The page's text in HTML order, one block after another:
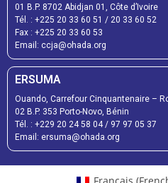
01 B.P. 8702 Abidjan 01, Côte d’Ivoire
Tél. : +225 20 33 60 51 / 20 33 60 52
Fax : +225 20 33 60 53
Email: ccja@ohada.org
ERSUMA
Ouando, Carrefour Cinquantenaire –
02 B.P. 353 Porto-Novo, Bénin
Tél. : +229 20 24 58 04/ 97 97 05 37
Email: ersuma@ohada.org